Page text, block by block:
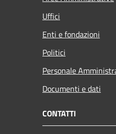
Uffici
Enti e fondazioni
Politici
Personale
Documenti e dati
CONTATTI